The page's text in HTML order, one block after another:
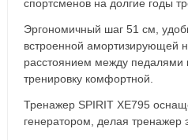
спортсменов на долгие годы
Эргономичный шаг 51 см,
встроенной амортизирующей
расстоянием между
тренировку комфортной.
Тренажер SPIRIT XE795
генератором, делая тренажер